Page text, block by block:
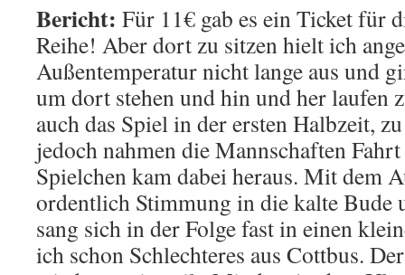
Bericht: Für 11€ gab es ein Ticket für
Reihe! Aber dort zu sitzen hielt ich
Außentemperatur nicht lange aus und
um dort stehen und hin und her laufen
auch das Spiel in der ersten Halbzeit,
jedoch nahmen die Mannschaften
Spielchen kam dabei heraus. Mit dem
ordentlich Stimmung in die kalte Bude
sang sich in der Folge fast in einen
ich schon Schlechteres aus Cottbus.